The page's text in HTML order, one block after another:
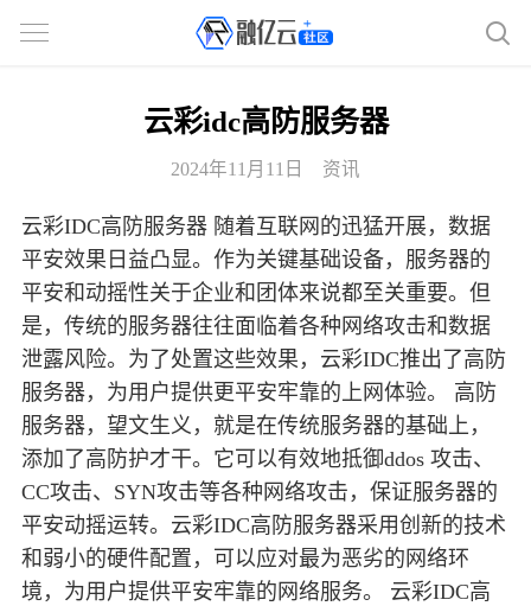
云彩idc高防服务器
2024年11月11日 资讯
云彩IDC高防服务器 随着互联网的迅猛开展，数据
平安效果日益凸显。作为关键基础设备，服务器的
平安和动摇性关于企业和团体来说都至关重要。但
是，传统的服务器往往面临着各种网络攻击和数据
泄露风险。为了处置这些效果，云彩IDC推出了高防
服务器，为用户提供更平安牢靠的上网体验。 高防
服务器，望文生义，就是在传统服务器的基础上，
添加了高防护才干。它可以有效地抵御ddos 攻击、
CC攻击、SYN攻击等各种网络攻击，保证服务器的
平安动摇运转。云彩IDC高防服务器采用创新的技术
和弱小的硬件配置，可以应对最为恶劣的网络环
境，为用户提供平安牢靠的网络服务。 云彩IDC高